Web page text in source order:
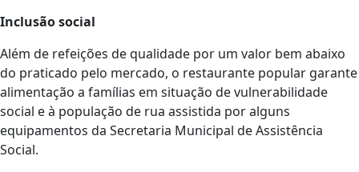
Inclusão social
Além de refeições de qualidade por um valor bem abaixo
do praticado pelo mercado, o restaurante popular garante
alimentação a famílias em situação de vulnerabilidade
social e à população de rua assistida por alguns
equipamentos da Secretaria Municipal de Assistência
Social.